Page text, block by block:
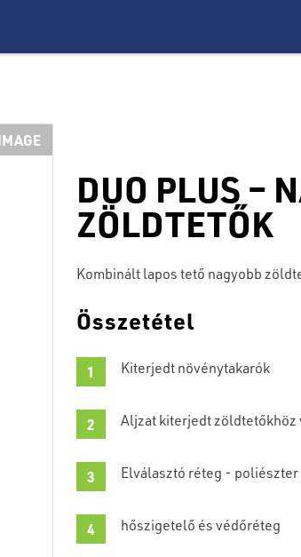
DUO PLUS –
ZÖLDTETŐK
Kombinált lapos tető nagyobb
Összetétel
Kiterjedt növénytakarók
Aljzat kiterjedt zöldtetőkhöz
Elválasztó réteg -
hőszigetelő és védőréteg